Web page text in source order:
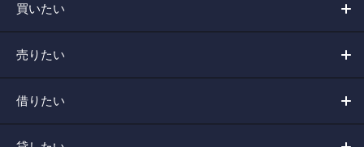
買いたい
売りたい
借りたい